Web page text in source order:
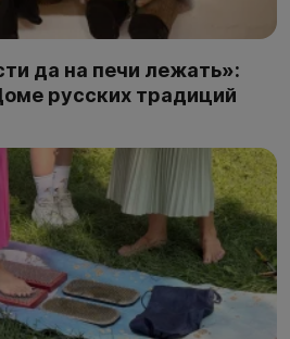
да на печи лежать»:
русских традиций